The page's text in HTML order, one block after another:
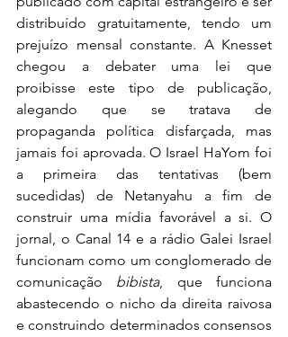
distribuído gratuitamente, tendo um
prejuízo mensal constante. A Knesset
chegou a debater uma lei que
proibisse este tipo de publicação,
alegando que se tratava de
propaganda política disfarçada, mas
jamais foi aprovada. O Israel HaYom foi
a primeira das tentativas (bem
sucedidas) de Netanyahu a fim de
construir uma mídia favorável a si. O
jornal, o Canal 14 e a rádio Galei Israel
funcionam como um conglomerado de
comunicação bibista, que funciona
abastecendo o nicho da direita raivosa
e construindo determinados consensos